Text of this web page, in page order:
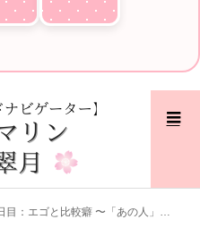
比較癖 〜「あの人」と比べてしまう心の正体〜